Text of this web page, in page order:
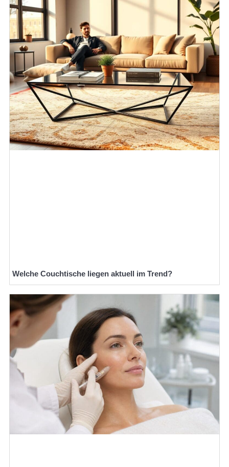
Welche Couchtische liegen aktuell im Trend?